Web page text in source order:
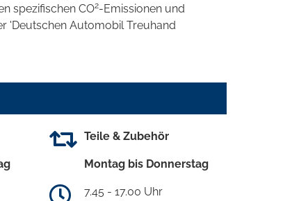
spezifischen CO2-Emissionen und
'Deutschen Automobil Treuhand
Teile & Zubehör
Montag bis Donnerstag
7.45 - 17.00 Uhr